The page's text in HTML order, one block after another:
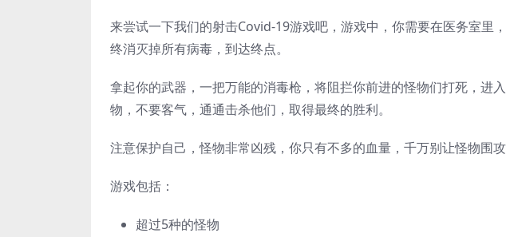
来尝试一下我们的射击Covid-19游戏吧，游戏中，你需要在医务室里
终消灭掉所有病毒，到达终点。
拿起你的武器，一把万能的消毒枪，将阻拦你前进的怪物们打死，进
物，不要客气，通通击杀他们，取得最终的胜利。
注意保护自己，怪物非常凶残，你只有不多的血量，千万别让怪物围攻
游戏包括：
超过5种的怪物